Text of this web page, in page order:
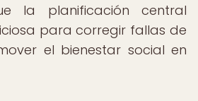
la planificación central
para corregir fallas de
el bienestar social en